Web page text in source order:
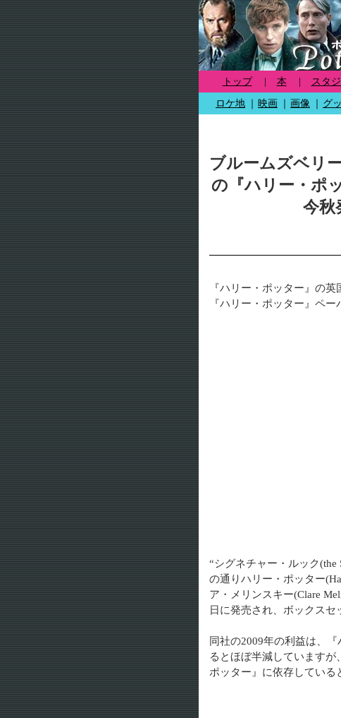
トップ 本 スタ
ロケ地 映画 画像 グ
ブルームズベリ
の『ハリー・ポ
今秋
『ハリー・ポッター』の
『ハリー・ポッター』ペ
“シグネチャー・ルック
の通りハリー・ポッター
ア・メリンスキー(Clare
日に発売され、ボックスセ
同社の2009年の利益は、
るとほぼ半減していますが
ポッター』に依存している